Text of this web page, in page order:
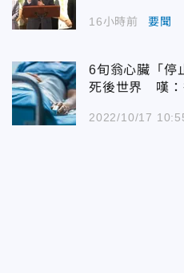
16小時前 要聞
6旬翁心臟「停
死後世界 嘆
2022/10/17